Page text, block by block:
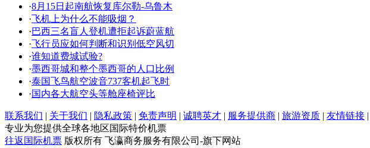
·8月15日起南航恢复库尔勒-乌鲁木
·飞机上为什么不能吸烟？
·巴西三名盲人登机遭拒起诉蔚蓝航
·飞行员应如何判断和识别低空风切
·谁知道费城试验?
·墨西哥城和整个墨西哥的人口比例
·泰国飞鸟航空波音737客机起飞时
·国内各大航空头等舱座椅评比
联系我们 | 关于我们 | 隐私政策 | 免责声明 | 诚聘英才 | 服务提供商 | 旅游资质 | 友情链接 |
专业为您提供全球各地区国际特价机票
往返国际机票 版权所有 飞瀛商务服务有限公司-旗下网站